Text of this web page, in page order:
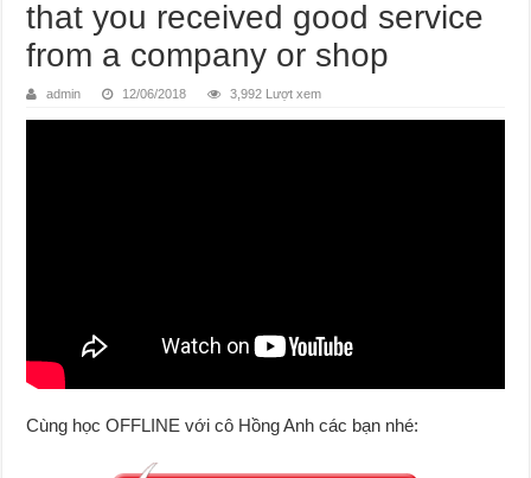
that you received good service
from a company or shop
admin 12/06/2018 3,992 Lượt xem
Cùng học OFFLINE với cô Hồng Anh các bạn nhé: